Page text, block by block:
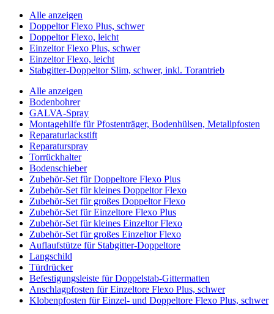
Alle anzeigen
Doppeltor Flexo Plus, schwer
Doppeltor Flexo, leicht
Einzeltor Flexo Plus, schwer
Einzeltor Flexo, leicht
Stabgitter-Doppeltor Slim, schwer, inkl. Torantrieb
Alle anzeigen
Bodenbohrer
GALVA-Spray
Montagehilfe für Pfostenträger, Bodenhülsen, Metallpfosten
Reparaturlackstift
Reparaturspray
Torrückhalter
Bodenschieber
Zubehör-Set für Doppeltore Flexo Plus
Zubehör-Set für kleines Doppeltor Flexo
Zubehör-Set für großes Doppeltor Flexo
Zubehör-Set für Einzeltore Flexo Plus
Zubehör-Set für kleines Einzeltor Flexo
Zubehör-Set für großes Einzeltor Flexo
Auflaufstütze für Stabgitter-Doppeltore
Langschild
Türdrücker
Befestigungsleiste für Doppelstab-Gittermatten
Anschlagpfosten für Einzeltore Flexo Plus, schwer
Klobenpfosten für Einzel- und Doppeltore Flexo Plus, schwer